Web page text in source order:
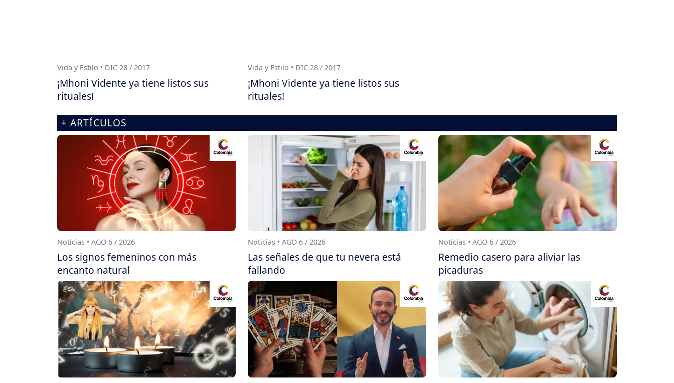
Vida y Estilo • DIC 28 / 2017
¡Mhoni Vidente ya tiene listos sus
rituales!
Vida y Estilo • DIC 28 / 2017
¡Mhoni Vidente ya tiene listos sus
rituales!
+ ARTÍCULOS
Noticias • AGO 6 / 2026
Los signos femeninos con más
encanto natural
Noticias • AGO 6 / 2026
Las señales de que tu nevera está
fallando
Noticias • AGO 6 / 2026
Remedio casero para aliviar las
picaduras